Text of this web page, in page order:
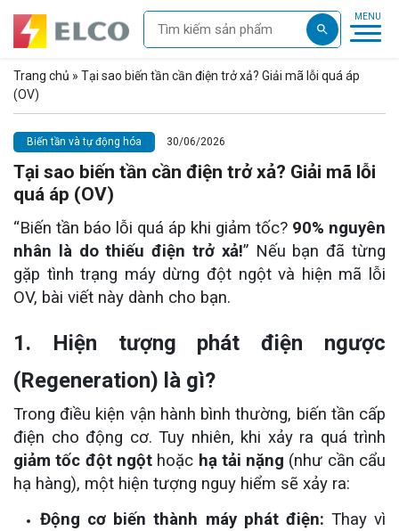
Trang chủ » Tại sao biến tần cần điện trở xả? Giải mã lỗi quá áp
(OV)
Biến tần và tự động hóa 30/06/2026
Tại sao biến tần cần điện trở xả? Giải mã lỗi
quá áp (OV)
“Biến tần báo lỗi quá áp khi giảm tốc? 90% nguyên
nhân là do thiếu điện trở xả!” Nếu bạn đã từng
gặp tình trạng máy dừng đột ngột và hiện mã lỗi
OV, bài viết này dành cho bạn.
1. Hiện tượng phát điện ngược
(Regeneration) là gì?
Trong điều kiện vận hành bình thường, biến tần cấp
điện cho động cơ. Tuy nhiên, khi xảy ra quá trình
giảm tốc đột ngộthoặc hạ tải nặng (như cần cẩu
hạ hàng), một hiện tượng nguy hiểm sẽ xảy ra:
Động cơ biến thành máy phát điện: Thay vì